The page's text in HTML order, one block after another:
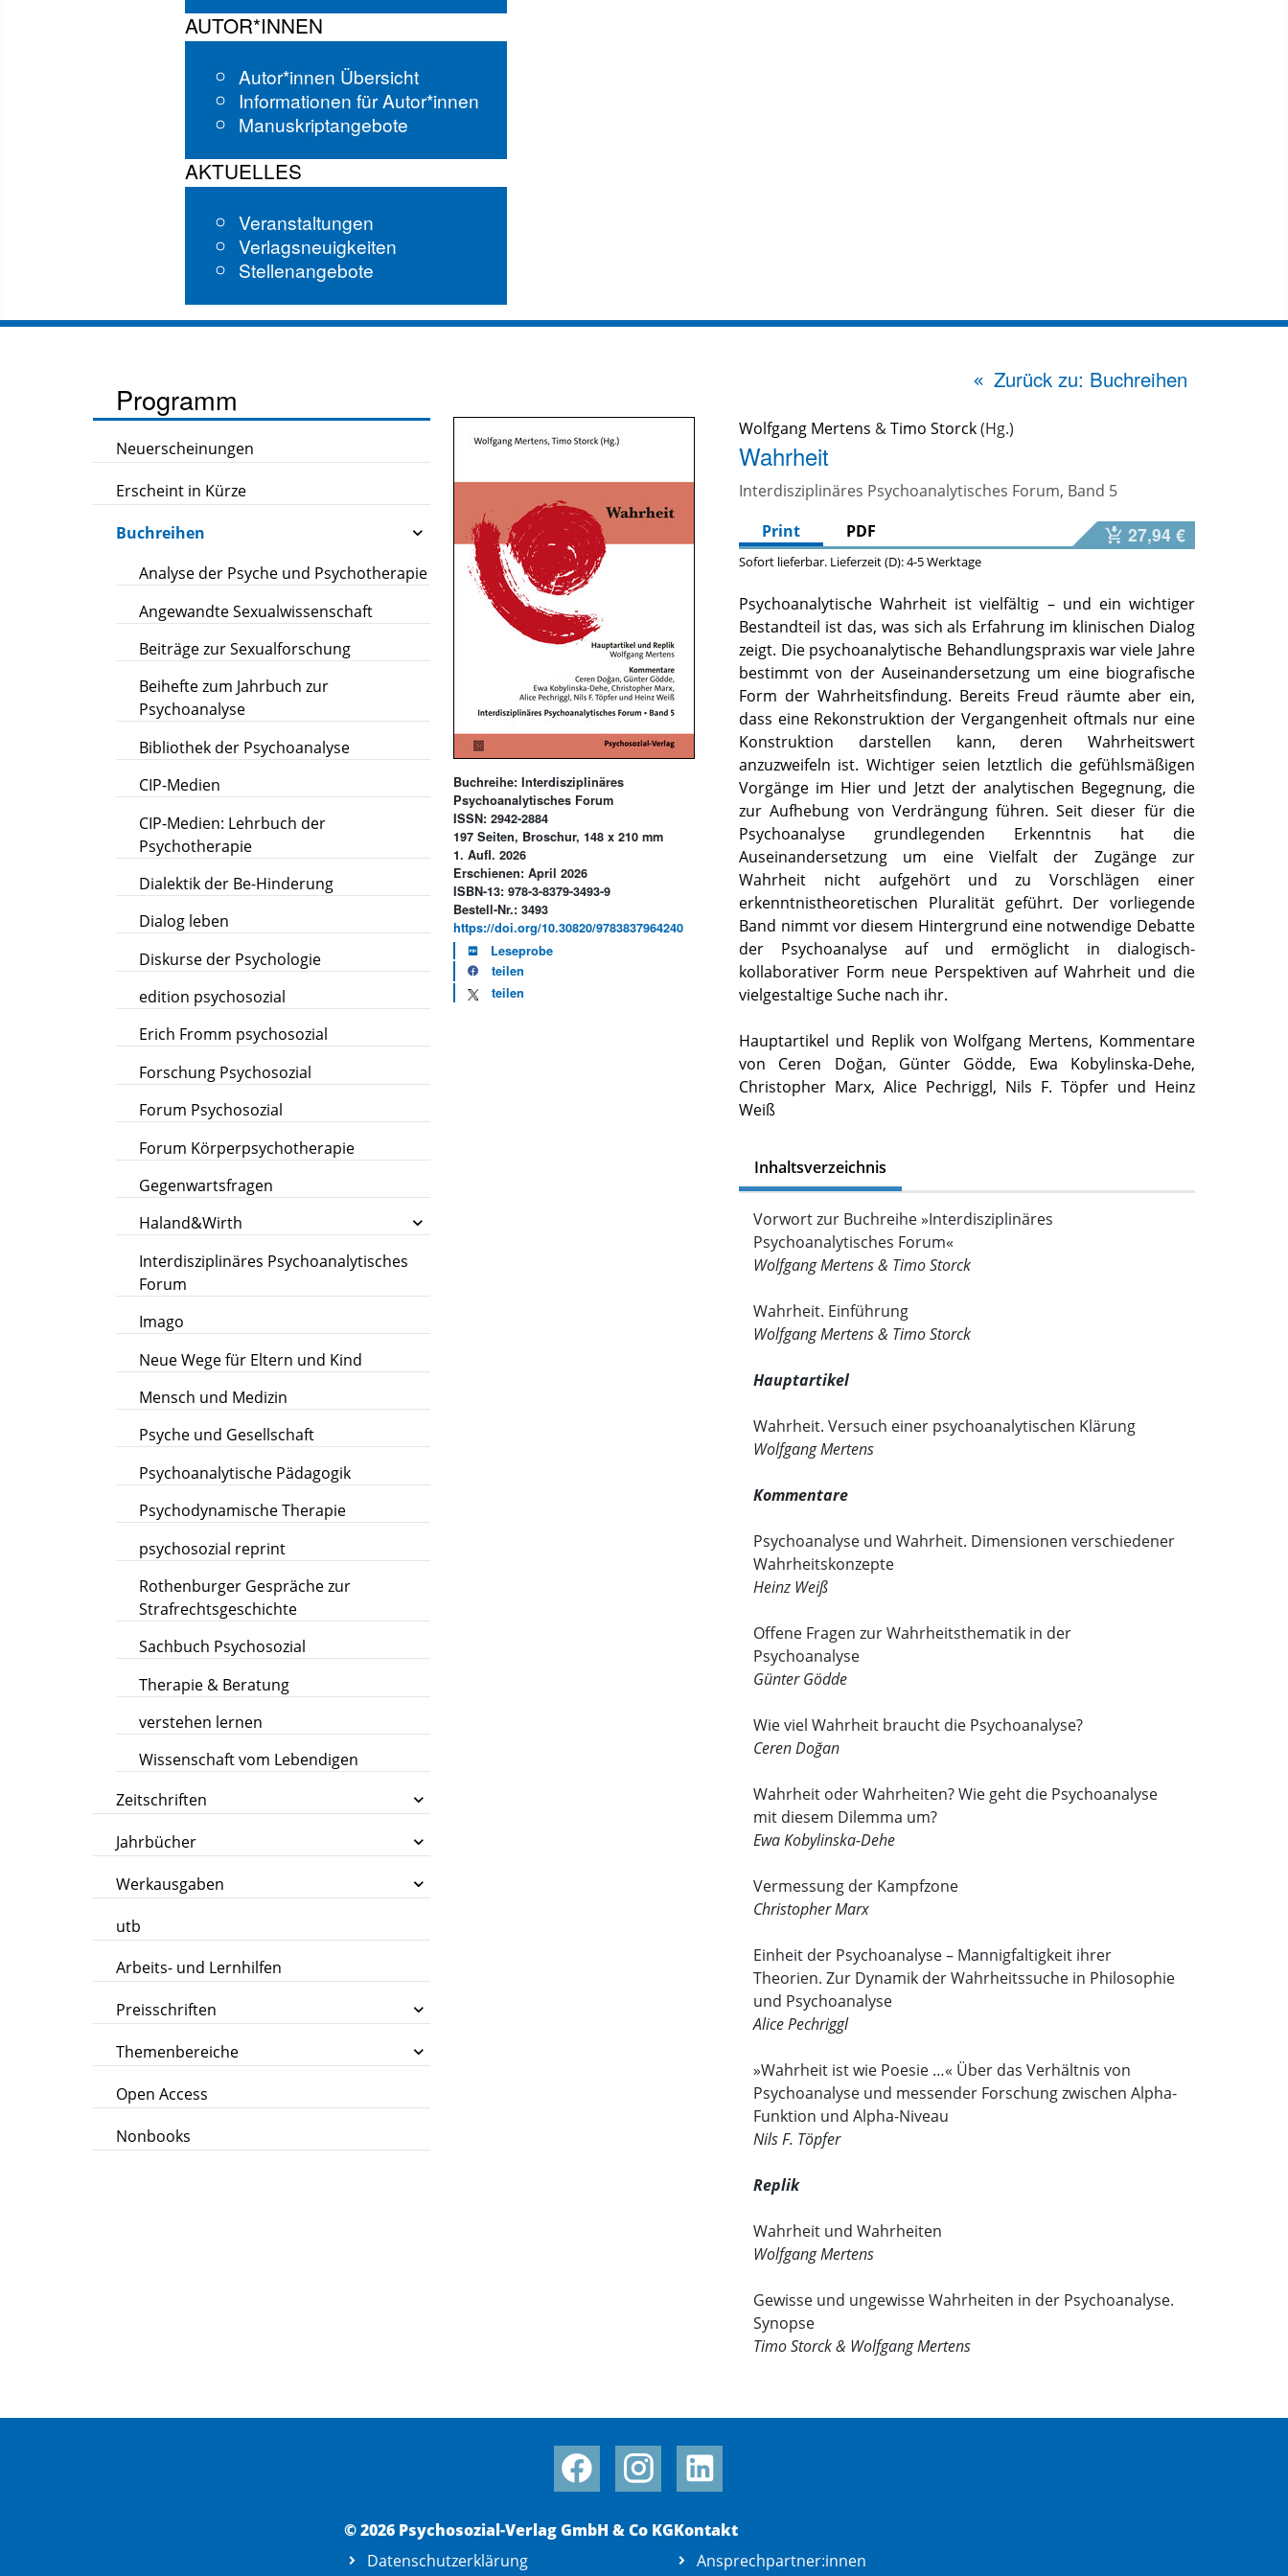
AUTOR*INNEN
Autor*innen Übersicht
Informationen für Autor*innen
Manuskriptangebote
AKTUELLES
Veranstaltungen
Verlagsneuigkeiten
Stellenangebote
Programm
Neuerscheinungen
Erscheint in Kürze
Buchreihen
Analyse der Psyche und Psychotherapie
Angewandte Sexualwissenschaft
Beiträge zur Sexualforschung
Beihefte zum Jahrbuch zur
Psychoanalyse
Bibliothek der Psychoanalyse
CIP-Medien
CIP-Medien: Lehrbuch der
Psychotherapie
Dialektik der Be-Hinderung
Dialog leben
Diskurse der Psychologie
edition psychosozial
Erich Fromm psychosozial
Forschung Psychosozial
Forum Psychosozial
Forum Körperpsychotherapie
Gegenwartsfragen
Haland&Wirth
Interdisziplinäres Psychoanalytisches
Forum
Imago
Neue Wege für Eltern und Kind
Mensch und Medizin
Psyche und Gesellschaft
Psychoanalytische Pädagogik
Psychodynamische Therapie
psychosozial reprint
Rothenburger Gespräche zur
Strafrechtsgeschichte
Sachbuch Psychosozial
Therapie & Beratung
verstehen lernen
Wissenschaft vom Lebendigen
Zeitschriften
Jahrbücher
Werkausgaben
utb
Arbeits- und Lernhilfen
Preisschriften
Themenbereiche
Open Access
Nonbooks
Zurück zu: Buchreihen
Buchreihe: Interdisziplinäres
Psychoanalytisches Forum
ISSN: 2942-2884
197 Seiten, Broschur, 148 x 210 mm
1. Aufl. 2026
Erschienen: April 2026
ISBN-13: 978-3-8379-3493-9
Bestell-Nr.: 3493
https://doi.org/10.30820/9783837964240
Leseprobe
teilen
teilen
Wolfgang Mertens &Timo Storck
Wahrheit
Interdisziplinäres Psychoanalytisches Forum, Band 5
Print
PDF 27,94 €
Sofort lieferbar. Lieferzeit (D): 4-5 Werktage
Psychoanalytische Wahrheit ist vielfältig – und ein wichtiger
Bestandteil ist das, was sich als Erfahrung im klinischen Dialog
zeigt. Die psychoanalytische Behandlungspraxis war viele Jahre
bestimmt von der Auseinandersetzung um eine biografische
Form der Wahrheitsfindung. Bereits Freud räumte aber ein,
dass eine Rekonstruktion der Vergangenheit oftmals nur eine
Konstruktion darstellen kann, deren Wahrheitswert
anzuzweifeln ist. Wichtiger seien letztlich die gefühlsmäßigen
Vorgänge im Hier und Jetzt der analytischen Begegnung, die
zur Aufhebung von Verdrängung führen. Seit dieser für die
Psychoanalyse grundlegenden Erkenntnis hat die
Auseinandersetzung um eine Vielfalt der Zugänge zur
Wahrheit nicht aufgehört und zu Vorschlägen einer
erkenntnistheoretischen Pluralität geführt. Der vorliegende
Band nimmt vor diesem Hintergrund eine notwendige Debatte
der Psychoanalyse auf und ermöglicht in dialogisch-
kollaborativer Form neue Perspektiven auf Wahrheit und die
vielgestaltige Suche nach ihr.
Hauptartikel und Replik von Wolfgang Mertens, Kommentare
von Ceren Doğan, Günter Gödde, Ewa Kobylinska-Dehe,
Christopher Marx, Alice Pechriggl, Nils F. Töpfer und Heinz
Weiß
Inhaltsverzeichnis
Vorwort zur Buchreihe »Interdisziplinäres
Psychoanalytisches Forum«
Wolfgang Mertens & Timo Storck
Wahrheit. Einführung
Wolfgang Mertens & Timo Storck
Hauptartikel
Wahrheit. Versuch einer psychoanalytischen Klärung
Wolfgang Mertens
Kommentare
Psychoanalyse und Wahrheit. Dimensionen verschiedener
Wahrheitskonzepte
Heinz Weiß
Offene Fragen zur Wahrheitsthematik in der
Psychoanalyse
Günter Gödde
Wie viel Wahrheit braucht die Psychoanalyse?
Ceren Doğan
Wahrheit oder Wahrheiten? Wie geht die Psychoanalyse
mit diesem Dilemma um?
Ewa Kobylinska-Dehe
Vermessung der Kampfzone
Christopher Marx
Einheit der Psychoanalyse – Mannigfaltigkeit ihrer
Theorien. Zur Dynamik der Wahrheitssuche in Philosophie
und Psychoanalyse
Alice Pechriggl
»Wahrheit ist wie Poesie …« Über das Verhältnis von
Psychoanalyse und messender Forschung zwischen Alpha-
Funktion und Alpha-Niveau
Nils F. Töpfer
Replik
Wahrheit und Wahrheiten
Wolfgang Mertens
Gewisse und ungewisse Wahrheiten in der Psychoanalyse.
Synopse
Timo Storck & Wolfgang Mertens
© 2026 Psychosozial-Verlag GmbH & Co KG
Datenschutzerklärung
Kontakt
Ansprechpartner:innen